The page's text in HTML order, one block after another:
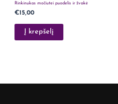
Rinkinukas močiutei puodelis ir žvakė
€15,00
Į krepšelį